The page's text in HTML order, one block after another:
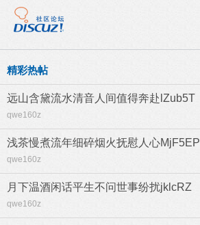
精彩热帖
远山含黛流水清音人间值得奔赴lZub5T
qwe160z
浅茶慢煮流年细碎烟火抚慰人心MjF5EP
qwe160z
月下温酒闲话平生不问世事纷扰jklcRZ
qwe160z